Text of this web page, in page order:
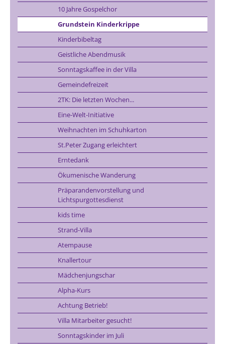
10 Jahre Gospelchor
Grundstein Kinderkrippe
Kinderbibeltag
Geistliche Abendmusik
Sonntagskaffee in der Villa
Gemeindefreizeit
2TK: Die letzten Wochen...
Eine-Welt-Initiative
Weihnachten im Schuhkarton
St.Peter Zugang erleichtert
Erntedank
Ökumenische Wanderung
Präparandenvorstellung und
Lichtspurgottesdienst
kids time
Strand-Villa
Atempause
Knallertour
Mädchenjungschar
Alpha-Kurs
Achtung Betrieb!
Villa Mitarbeiter gesucht!
Sonntagskinder im Juli